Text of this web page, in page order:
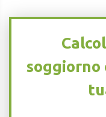
soggiorno